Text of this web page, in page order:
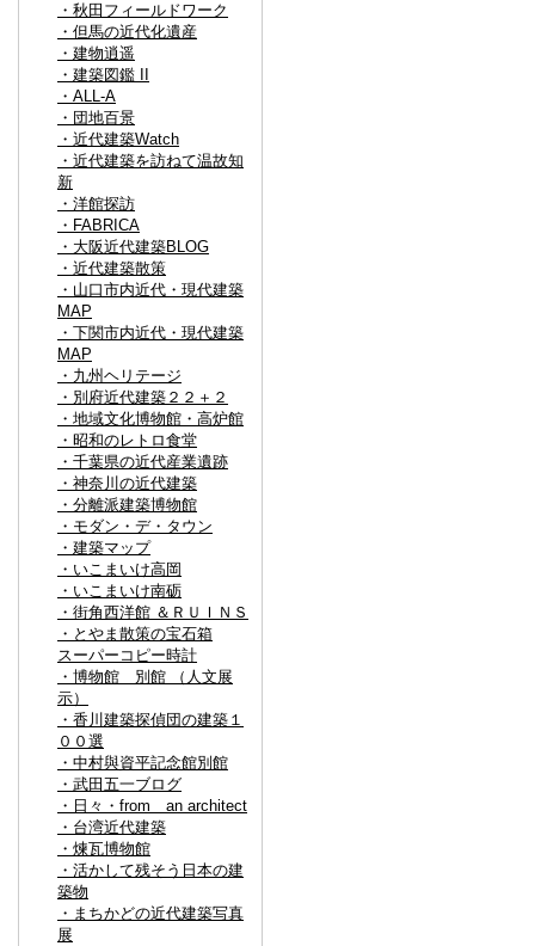
・秋田フィールドワーク
・但馬の近代化遺産
・建物逍遥
・建築図鑑 II
・ALL-A
・団地百景
・近代建築Watch
・近代建築を訪ねて温故知
新
・洋館探訪
・FABRICA
・大阪近代建築BLOG
・近代建築散策
・山口市内近代・現代建築
MAP
・下関市内近代・現代建築
MAP
・九州ヘリテージ
・別府近代建築２２＋２
・地域文化博物館・高炉館
・昭和のレトロ食堂
・千葉県の近代産業遺跡
・神奈川の近代建築
・分離派建築博物館
・モダン・デ・タウン
・建築マップ
・いこまいけ高岡
・いこまいけ南砺
・街角西洋館 ＆ＲＵＩＮＳ
・とやま散策の宝石箱
スーパーコピー時計
・博物館 別館 （人文展
示）
・香川建築探偵団の建築１
００選
・中村與資平記念館別館
・武田五一ブログ
・日々・from an architect
・台湾近代建築
・煉瓦博物館
・活かして残そう日本の建
築物
・まちかどの近代建築写真
展